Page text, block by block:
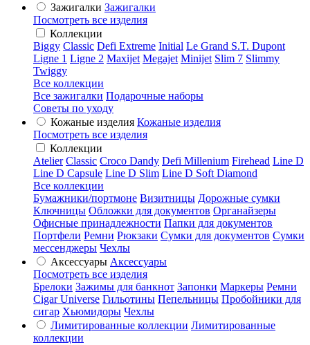
Зажигалки Зажигалки
Посмотреть все изделия
Коллекции
Biggy Classic Defi Extreme Initial Le Grand S.T. Dupont
Ligne 1 Ligne 2 Maxijet Megajet Minijet Slim 7 Slimmy
Twiggy
Все коллекции
Все зажигалки Подарочные наборы
Советы по уходу
Кожаные изделия Кожаные изделия
Посмотреть все изделия
Коллекции
Atelier Classic Croco Dandy Defi Millenium Firehead Line D
Line D Capsule Line D Slim Line D Soft Diamond
Все коллекции
Бумажники/портмоне Визитницы Дорожные сумки
Ключницы Обложки для документов Органайзеры
Офисные принадлежности Папки для документов
Портфели Ремни Рюкзаки Сумки для документов Сумки
мессенджеры Чехлы
Аксессуары Аксессуары
Посмотреть все изделия
Брелоки Зажимы для банкнот Запонки Маркеры Ремни
Cigar Universe Гильотины Пепельницы Пробойники для
сигар Хьюмидоры Чехлы
Лимитированные коллекции Лимитированные
коллекции